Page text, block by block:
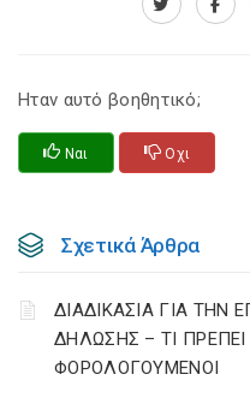
Ηταν αυτό βοηθητικό;
Ναι Οχι
Σχετικά Άρθρα
ΔΙΑΔΙΚΑΣΙΑ ΓΙΑ ΤΗΝ
ΔΗΛΩΣΗΣ – ΤΙ
ΦΟΡΟΛΟΓΟΥΜΕΝΟΙ